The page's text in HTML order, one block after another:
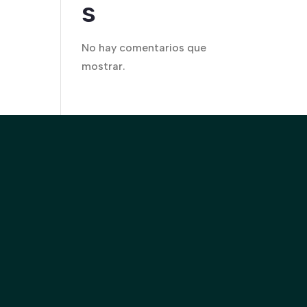
s
No hay comentarios que
mostrar.